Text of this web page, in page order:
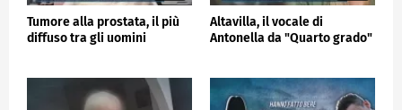
Tumore alla prostata, il più
diffuso tra gli uomini
Altavilla, il vocale di
Antonella da "Quarto grado"